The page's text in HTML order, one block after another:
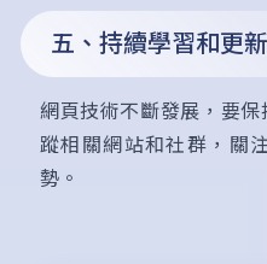
五、持續學習和更新
網頁技術不斷發展，要
蹤相關網站和社群，關
勢。